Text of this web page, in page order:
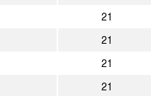
21
21
21
21